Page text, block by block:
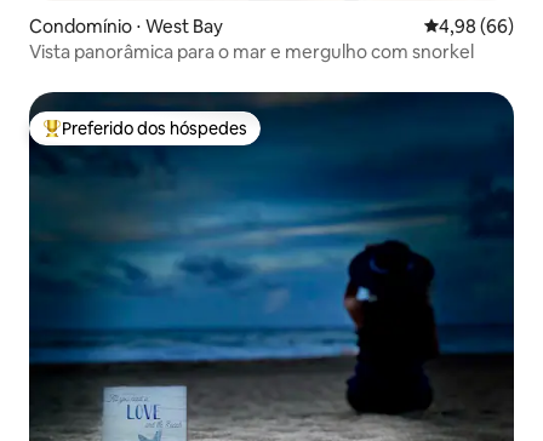
Condomínio ⋅ West Bay 4,98 de uma
4,98 (66)
Vista panorâmica para o mar e mergulho com snorkel
Entre os melhores preferidos dos hóspedes
Preferido dos hóspedes